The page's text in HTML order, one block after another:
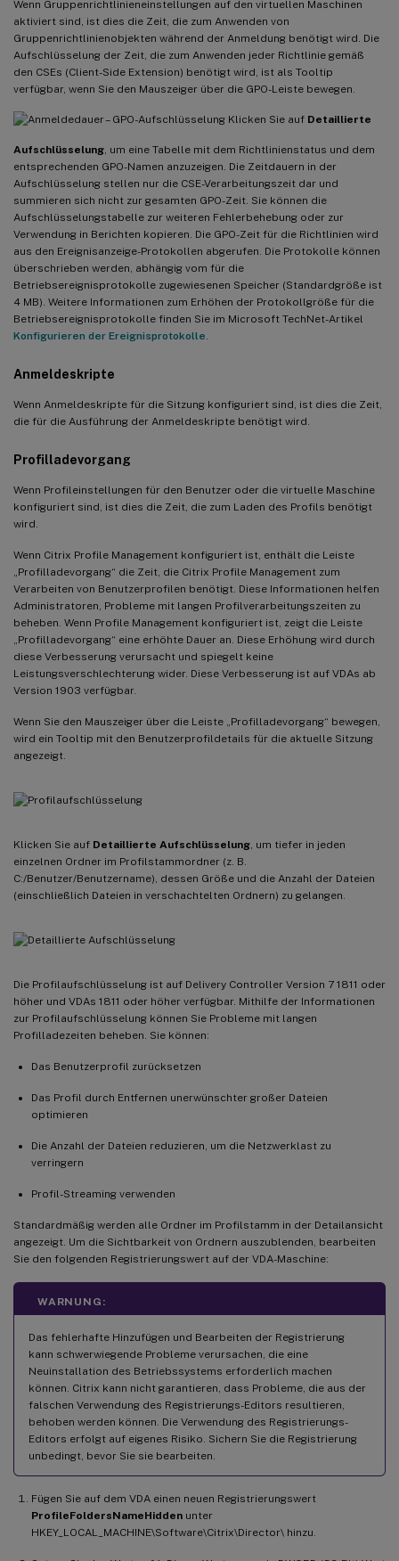
Wenn Gruppenrichtlinieneinstellungen auf den virtuellen Maschinen
aktiviert sind, ist dies die Zeit, die zum Anwenden von
Gruppenrichtlinienobjekten während der Anmeldung benötigt wird. Die
Aufschlüsselung der Zeit, die zum Anwenden jeder Richtlinie gemäß
den CSEs (Client-Side Extension) benötigt wird, ist als Tooltip
verfügbar, wenn Sie den Mauszeiger über die GPO-Leiste bewegen.
Klicken Sie auf Detaillierte
Aufschlüsselung , um eine Tabelle mit dem Richtlinienstatus und dem
entsprechenden GPO-Namen anzuzeigen. Die Zeitdauern in der
Aufschlüsselung stellen nur die CSE-Verarbeitungszeit dar und
summieren sich nicht zur gesamten GPO-Zeit. Sie können die
Aufschlüsselungstabelle zur weiteren Fehlerbehebung oder zur
Verwendung in Berichten kopieren. Die GPO-Zeit für die Richtlinien wird
aus den Ereignisanzeige-Protokollen abgerufen. Die Protokolle können
überschrieben werden, abhängig vom für die
Betriebsereignisprotokolle zugewiesenen Speicher (Standardgröße ist
4 MB). Weitere Informationen zum Erhöhen der Protokollgröße für die
Betriebsereignisprotokolle finden Sie im Microsoft TechNet-Artikel
Konfigurieren der Ereignisprotokolle
Anmeldeskripte
Wenn Anmeldeskripte für die Sitzung konfiguriert sind, ist dies die Zeit,
die für die Ausführung der Anmeldeskripte benötigt wird.
Profilladevorgang
Wenn Profileinstellungen für den Benutzer oder die virtuelle Maschine
konfiguriert sind, ist dies die Zeit, die zum Laden des Profils benötigt
wird.
Wenn Citrix Profile Management konfiguriert ist, enthält die Leiste
„Profilladevorgang“ die Zeit, die Citrix Profile Management zum
Verarbeiten von Benutzerprofilen benötigt. Diese Informationen helfen
Administratoren, Probleme mit langen Profilverarbeitungszeiten zu
beheben. Wenn Profile Management konfiguriert ist, zeigt die Leiste
„Profilladevorgang“ eine erhöhte Dauer an. Diese Erhöhung wird durch
diese Verbesserung verursacht und spiegelt keine
Leistungsverschlechterung wider. Diese Verbesserung ist auf VDAs ab
Version 1903 verfügbar.
Wenn Sie den Mauszeiger über die Leiste „Profilladevorgang“ bewegen,
wird ein Tooltip mit den Benutzerprofildetails für die aktuelle Sitzung
angezeigt.
Klicken Sie auf Detaillierte Aufschlüsselung , um tiefer in jeden
einzelnen Ordner im Profilstammordner (z. B.
C:/Benutzer/Benutzername), dessen Größe und die Anzahl der Dateien
(einschließlich Dateien in verschachtelten Ordnern) zu gelangen.
Die Profilaufschlüsselung ist auf Delivery Controller Version 7 1811 oder
höher und VDAs 1811 oder höher verfügbar. Mithilfe der Informationen
zur Profilaufschlüsselung können Sie Probleme mit langen
Profilladezeiten beheben. Sie können:
Das Benutzerprofil zurücksetzen
Das Profil durch Entfernen unerwünschter großer Dateien
optimieren
Die Anzahl der Dateien reduzieren, um die Netzwerklast zu
verringern
Profil-Streaming verwenden
Standardmäßig werden alle Ordner im Profilstamm in der Detailansicht
angezeigt. Um die Sichtbarkeit von Ordnern auszublenden, bearbeiten
Sie den folgenden Registrierungswert auf der VDA-Maschine:
WARNUNG:
Das fehlerhafte Hinzufügen und Bearbeiten der Registrierung
kann schwerwiegende Probleme verursachen, die eine
Neuinstallation des Betriebssystems erforderlich machen
können. Citrix kann nicht garantieren, dass Probleme, die aus der
falschen Verwendung des Registrierungs-Editors resultieren,
behoben werden können. Die Verwendung des Registrierungs-
Editors erfolgt auf eigenes Risiko. Sichern Sie die Registrierung
unbedingt, bevor Sie sie bearbeiten.
Fügen Sie auf dem VDA einen neuen Registrierungswert
ProfileFoldersNameHidden unter
HKEY_LOCAL_MACHINE\Software\Citrix\Director\ hinzu.